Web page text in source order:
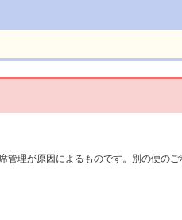
理が原因によるものです。別の便のご